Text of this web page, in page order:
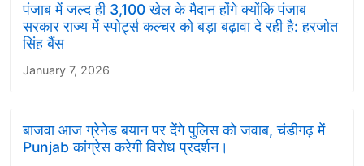
पंजाब में जल्द ही 3,100 खेल के मैदान होंगे क्योंकि पंजाब
सरकार राज्य में स्पोर्ट्स कल्चर को बड़ा बढ़ावा दे रही है: हरजोत
सिंह बैंस
January 7, 2026
बाजवा आज ग्रेनेड बयान पर देंगे पुलिस को जवाब, चंडीगढ़ में
Punjab कांग्रेस करेगी विरोध प्रदर्शन।